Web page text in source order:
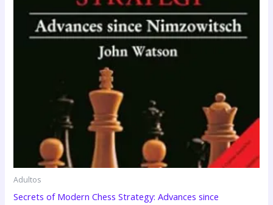
Adultos
Secrets of Modern Chess Strategy: Advances since